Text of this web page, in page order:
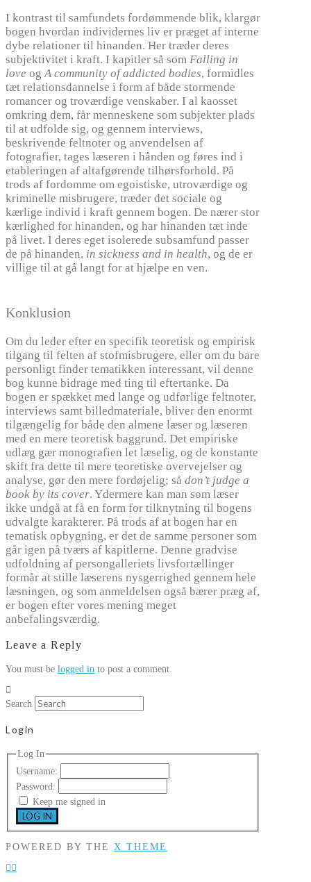
I kontrast til samfundets fordømmende blik, klargør
bogen hvordan individernes liv er præget af interne
dybe relationer til hinanden. Her træder deres
subjektivitet i kraft. I kapitler så som Falling in
love ogA community of addicted bodies, formidles
tæt relationsdannelse i form af både stormende
romancer og troværdige venskaber. I al kaosset
omkring dem, får menneskene som subjekter plads
til at udfolde sig, og gennem interviews,
beskrivende feltnoter og anvendelsen af
fotografier, tages læseren i hånden og føres ind i
etableringen af altafgørende tilhørsforhold. På
trods af fordomme om egoistiske, utroværdige og
kriminelle misbrugere, træder det sociale og
kærlige individ i kraft gennem bogen. De nærer stor
kærlighed for hinanden, og har hinanden tæt inde
på livet. I deres eget isolerede subsamfund passer
de på hinanden, in sickness and in health, og de er
villige til at gå langt for at hjælpe en ven.
Konklusion
Om du leder efter en specifik teoretisk og empirisk
tilgang til felten af stofmisbrugere, eller om du bare
personligt finder tematikken interessant, vil denne
bog kunne bidrage med ting til eftertanke. Da
bogen er spækket med lange og udførlige feltnoter,
interviews samt billedmateriale, bliver den enormt
tilgængelig for både den almene læser og læseren
med en mere teoretisk baggrund. Det empiriske
udlæg gær monografien let læselig, og de konstante
skift fra dette til mere teoretiske overvejelser og
analyse, gør den mere fordøjelig; så don’t judge a
book by its cover. Ydermere kan man som læser
ikke undgå at få en form for tilknytning til bogens
udvalgte karakterer. På trods af at bogen har en
tematisk opbygning, er det de samme personer som
går igen på tværs af kapitlerne. Denne gradvise
udfoldning af persongalleriets livsfortællinger
formår at stille læserens nysgerrighed gennem hele
læsningen, og som anmeldelsen også bærer præg af,
er bogen efter vores mening meget
anbefalingsværdig.
Leave a Reply
You must be logged in to post a comment.
Search
Login
Log In
Username:
Password:
Keep me signed in
LOG IN
POWERED BY THE X THEME